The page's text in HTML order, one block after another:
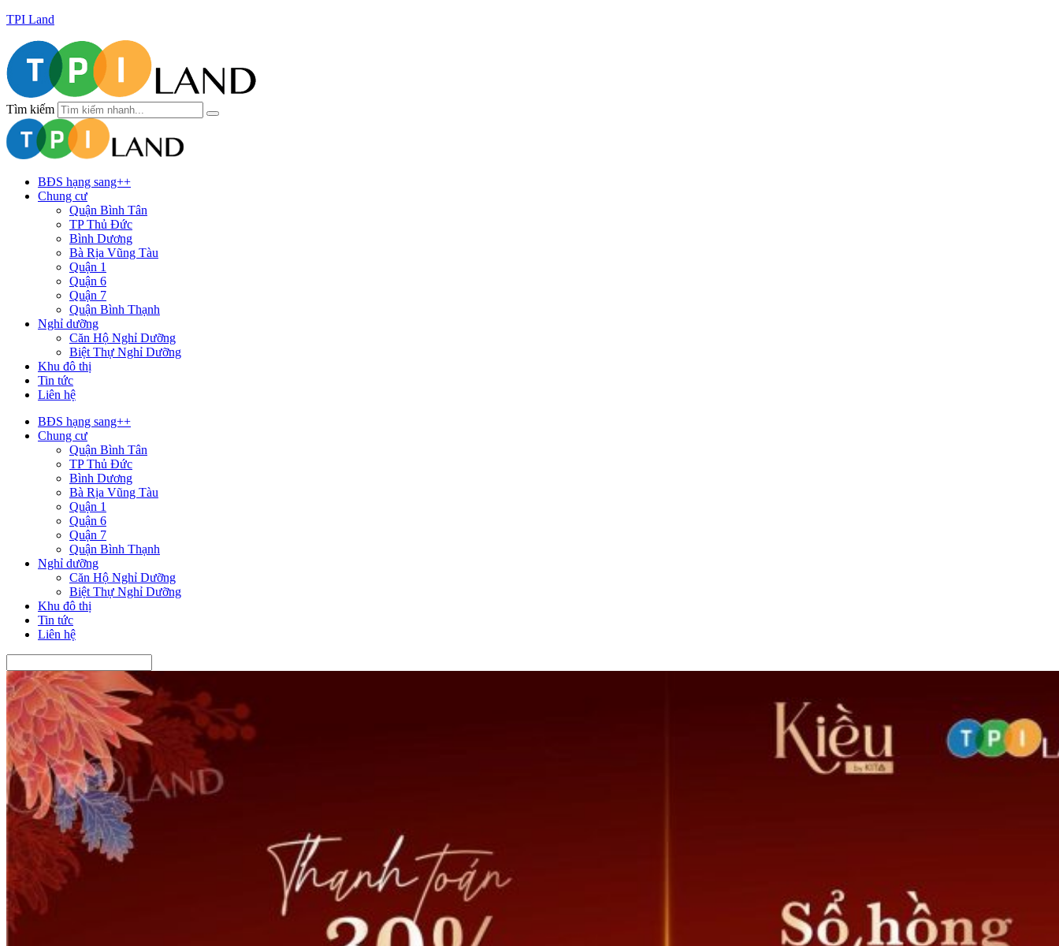
TPI Land
Tìm kiếm
BĐS hạng sang++
Chung cư
Quận Bình Tân
TP Thủ Đức
Bình Dương
Bà Rịa Vũng Tàu
Quận 1
Quận 6
Quận 7
Quận Bình Thạnh
Nghỉ dưỡng
Căn Hộ Nghỉ Dưỡng
Biệt Thự Nghỉ Dưỡng
Khu đô thị
Tin tức
Liên hệ
BĐS hạng sang++
Chung cư
Quận Bình Tân
TP Thủ Đức
Bình Dương
Bà Rịa Vũng Tàu
Quận 1
Quận 6
Quận 7
Quận Bình Thạnh
Nghỉ dưỡng
Căn Hộ Nghỉ Dưỡng
Biệt Thự Nghỉ Dưỡng
Khu đô thị
Tin tức
Liên hệ